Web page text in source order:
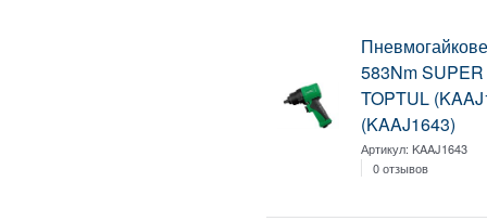
583Nm
TOPTUL
(KAAJ1643)
Артикул:KAAJ1643
0 отзывов